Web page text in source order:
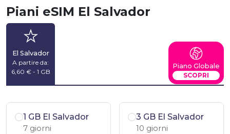
Piani eSIM El Salvador
El Salvador
A partire da:
6,60 € - 1 GB
Piano Globale
SCOPRI
1 GB El Salvador
7 giorni
3 GB El Salvador
10 giorni